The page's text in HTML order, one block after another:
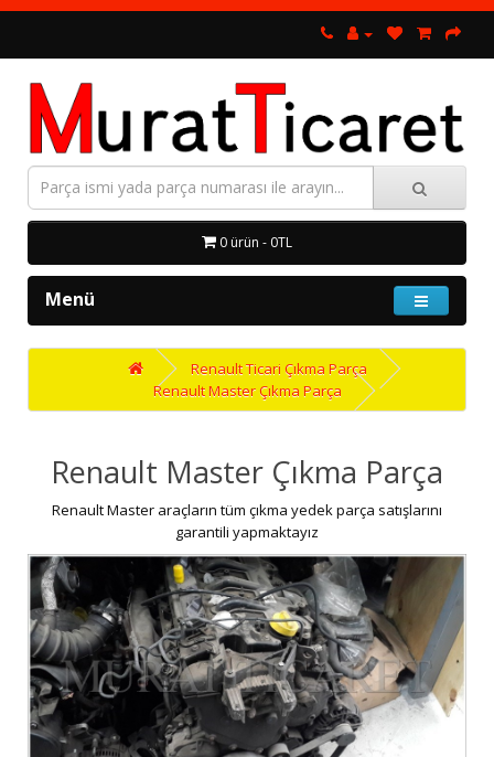
0 ürün - 0TL
Menü
Renault Ticari Çıkma Parça
Renault Master Çıkma Parça
Renault Master Çıkma Parça
Renault Master araçların tüm çıkma yedek parça satışlarını
garantili yapmaktayız